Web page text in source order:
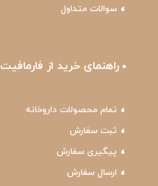
سوالات متداول
راهنمای خرید از فارمافیت
تمام محصولات داروخانه
ثبت سفارش
پیگیری سفارش
ارسال سفارش